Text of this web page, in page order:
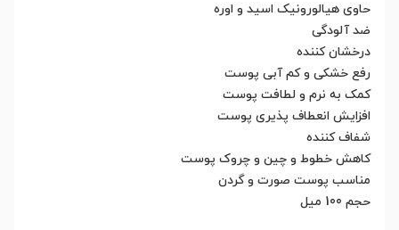
حاوی هیالورونیک اسید و اوره
ضد آلودگی
درخشان کننده
رفع خشکی و کم آبی پوست
کمک به نرم و لطافت پوست
افزایش انعطاف پذیری پوست
شفاف کننده
کاهش خطوط و چین و چروک پوست
مناسب پوست صورت و گردن
حجم 100 میل